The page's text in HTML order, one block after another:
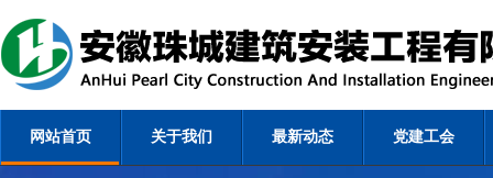
网站首页 关于我们 最新动态 党建工会